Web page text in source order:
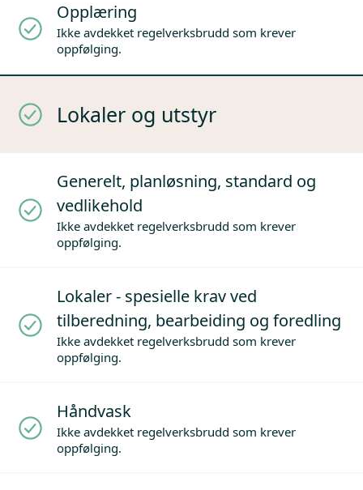
Opplæring
Ikke avdekket regelverksbrudd som krever
oppfølging.
Lokaler og utstyr
Generelt, planløsning, standard og
vedlikehold
Ikke avdekket regelverksbrudd som krever
oppfølging.
Lokaler - spesielle krav ved
tilberedning, bearbeiding og foredling
Ikke avdekket regelverksbrudd som krever
oppfølging.
Håndvask
Ikke avdekket regelverksbrudd som krever
oppfølging.